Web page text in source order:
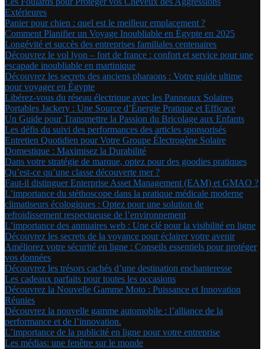
Extérieures
Panier pour chien : quel est le meilleur emplacement ?
Comment Planifier un Voyage Inoubliable en Égypte en 2025
Longévité et succès des entreprises familiales centenaires
Découvrez le vol lyon – fort de france : confort et service pour une
escapade inoubliable en martinique
Découvrez les secrets des anciens pharaons : Votre guide ultime
pour voyager en Égypte
Libérez-vous du réseau électrique avec les Panneaux Solaires
Portables Jackery : Une Source d’Énergie Pratique et Efficace
Un Guide pour Transmettre la Passion du Bricolage aux Enfants
Les défis du suivi des performances des articles sponsorisés
Entretien Quotidien pour Votre Groupe Électrogène Solaire
Domestique : Maximisez la Durabilité
Dans votre stratégie de marque, optez pour des goodies pratiques
Qu’est-ce qu’une classe découverte mer ?
Faut-il distinguer Enterprise Asset Management (EAM) et GMAO ?
L’importance du stéthoscope dans la pratique médicale moderne
climatiseurs écologiques : Optez pour une solution de
refroidissement respectueuse de l’environnement
L’importance des annuaires web : Une clé pour la visibilité en ligne
Découvrez les secrets de la voyance pour éclairer votre avenir
Améliorez votre sécurité en ligne : Conseils essentiels pour protéger
vos données
Découvrez les trésors cachés d’une destination enchanteresse
Les cadeaux parfaits pour toutes les occasions
Découvrez la Nouvelle Gamme Moto : Puissance et Innovation
Réunies
Découvrez la nouvelle gamme automobile : l’alliance de la
performance et de l’innovation.
L’importance de la publicité en ligne pour votre entreprise
Les médias: une fenêtre sur le monde